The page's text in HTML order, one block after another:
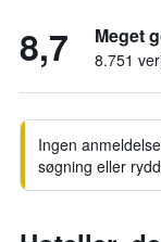
8,7 Meget
8.751
Ingen
søgning eller